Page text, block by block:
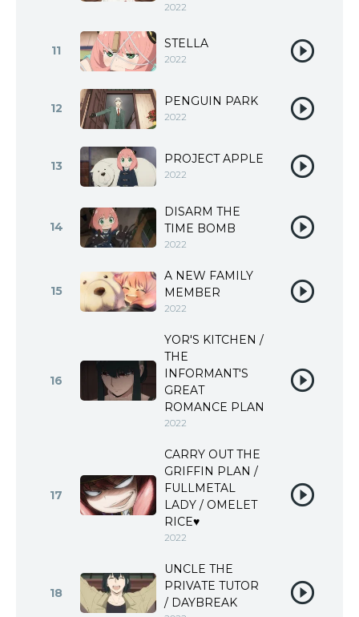
2022
11 STELLA
2022
12 PENGUIN PARK
2022
13 PROJECT APPLE
2022
14
DISARM THE
TIME BOMB
2022
15
A NEW FAMILY
MEMBER
2022
16
YOR'S KITCHEN /
THE
INFORMANT'S
GREAT
ROMANCE PLAN
2022
17
CARRY OUT THE
GRIFFIN PLAN /
FULLMETAL
LADY / OMELET
RICE♥
2022
18
UNCLE THE
PRIVATE TUTOR
/ DAYBREAK